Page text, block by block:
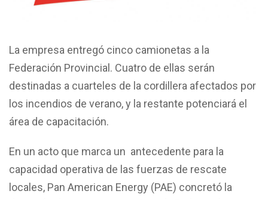
La empresa entregó cinco camionetas a la
Federación Provincial. Cuatro de ellas serán
destinadas a cuarteles de la cordillera afectados por
los incendios de verano, y la restante potenciará el
área de capacitación.
En un acto que marca un antecedente para la
capacidad operativa de las fuerzas de rescate
locales, Pan American Energy (PAE) concretó la